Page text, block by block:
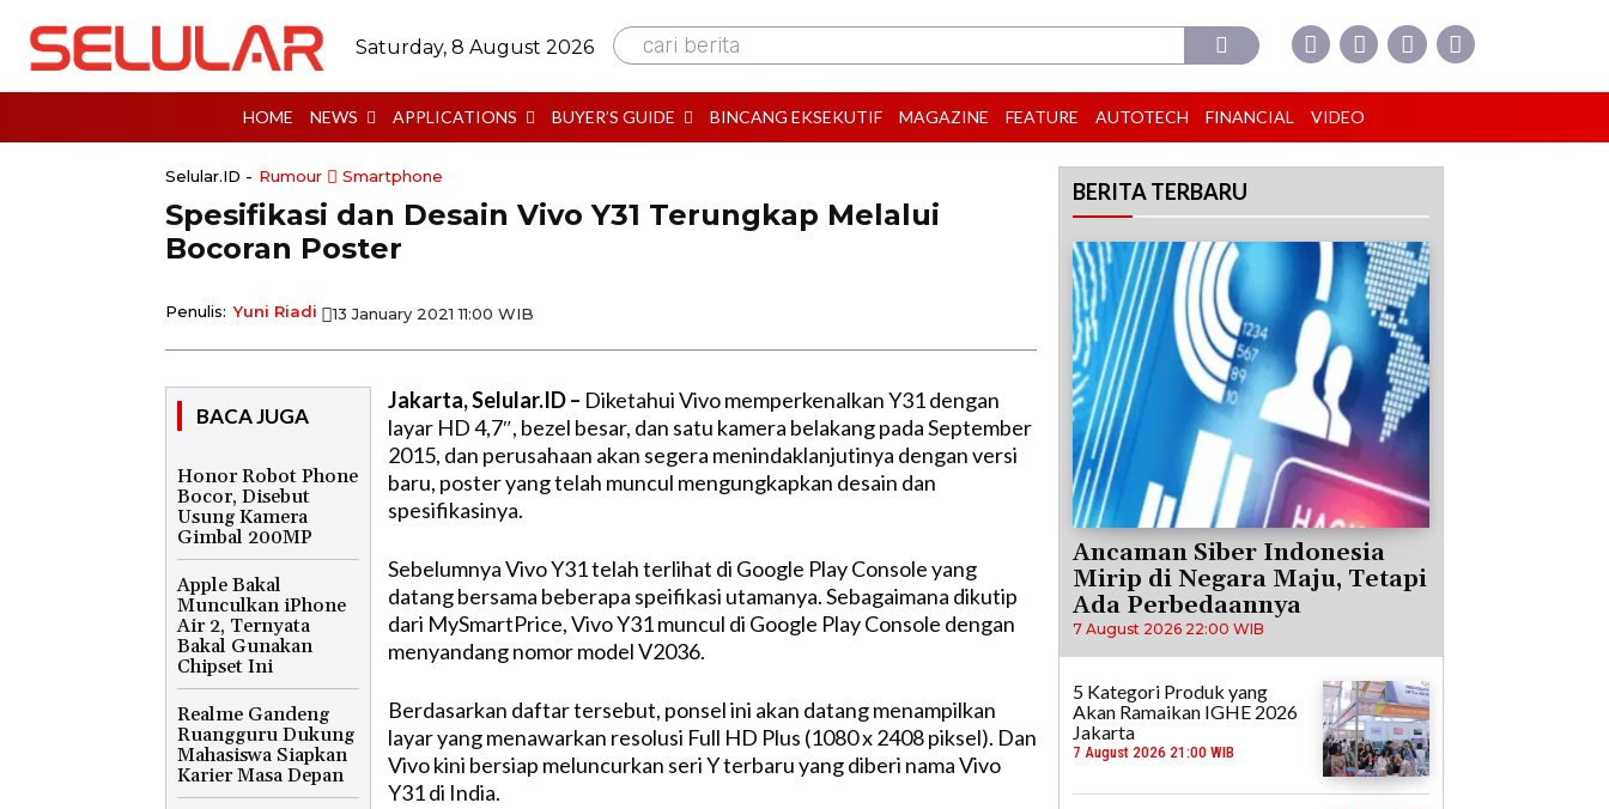
Saturday, 8 August 2026 cari berita
HOME NEWS APPLICATIONS BUYER’S GUIDE BINCANG EKSEKUTIF MAGAZINE FEATURE AUTOTECH FINANCIAL VIDEO
Selular.ID - Rumour Smartphone
Spesifikasi dan Desain Vivo Y31 Terungkap Melalui
Bocoran Poster
Penulis: Yuni Riadi 13 January 2021 11:00 WIB
BACA JUGA
Honor Robot Phone
Bocor, Disebut
Usung Kamera
Gimbal 200MP
Apple Bakal
Munculkan iPhone
Air 2, Ternyata
Bakal Gunakan
Chipset Ini
Realme Gandeng
Ruangguru Dukung
Mahasiswa Siapkan
Karier Masa Depan
Jakarta, Selular.ID – Diketahui Vivo memperkenalkan Y31 dengan
layar HD 4,7″, bezel besar, dan satu kamera belakang pada September
2015, dan perusahaan akan segera menindaklanjutinya dengan versi
baru, poster yang telah muncul mengungkapkan desain dan
spesifikasinya.
Sebelumnya Vivo Y31 telah terlihat di Google Play Console yang
datang bersama beberapa speifikasi utamanya. Sebagaimana dikutip
dari MySmartPrice, Vivo Y31 muncul di Google Play Console dengan
menyandang nomor model V2036.
Berdasarkan daftar tersebut, ponsel ini akan datang menampilkan
layar yang menawarkan resolusi Full HD Plus (1080 x 2408 piksel). Dan
Vivo kini bersiap meluncurkan seri Y terbaru yang diberi nama Vivo
Y31 di India.
BERITA TERBARU
Ancaman Siber Indonesia
Mirip di Negara Maju, Tetapi
Ada Perbedaannya
7 August 2026 22:00 WIB
5 Kategori Produk yang
Akan Ramaikan IGHE 2026
Jakarta
7 August 2026 21:00 WIB